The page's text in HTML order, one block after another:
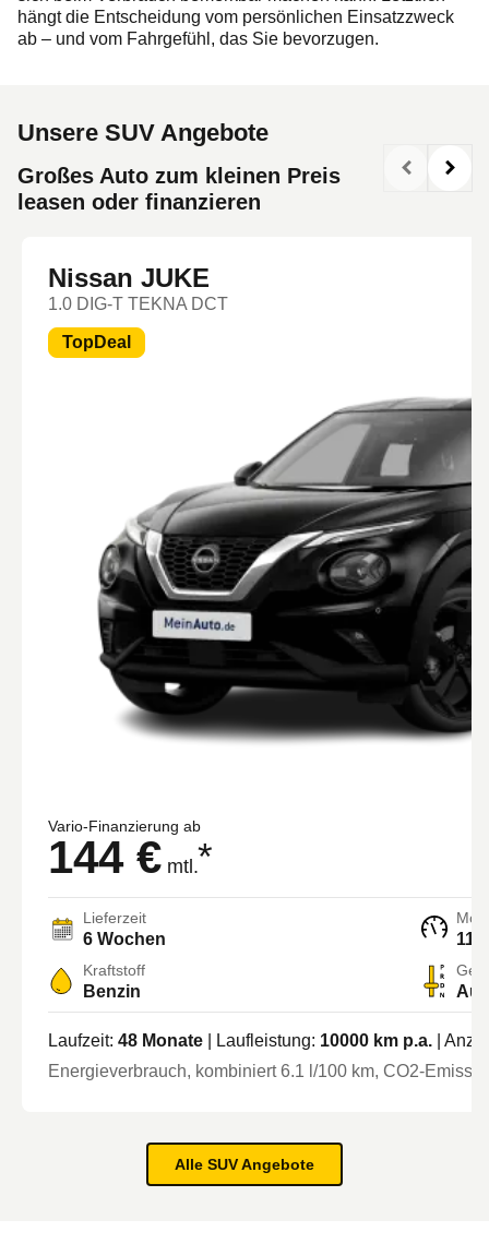
hängt die Entscheidung vom persönlichen Einsatzzweck
ab – und vom Fahrgefühl, das Sie bevorzugen.
Unsere SUV Angebote
Großes Auto zum kleinen Preis
leasen oder finanzieren
Nissan JUKE
1.0 DIG-T TEKNA DCT
TopDeal
Vario-Finanzierung ab
144 € mtl.*
Lieferzeit
6 Wochen 114
Kraftstoff
Benzin
Laufzeit: 48 Monate | Laufleistung: 10000 km p.a.
|
Energieverbrauch, kombiniert6.1 l/100 km, CO2-
Alle SUV Angebote